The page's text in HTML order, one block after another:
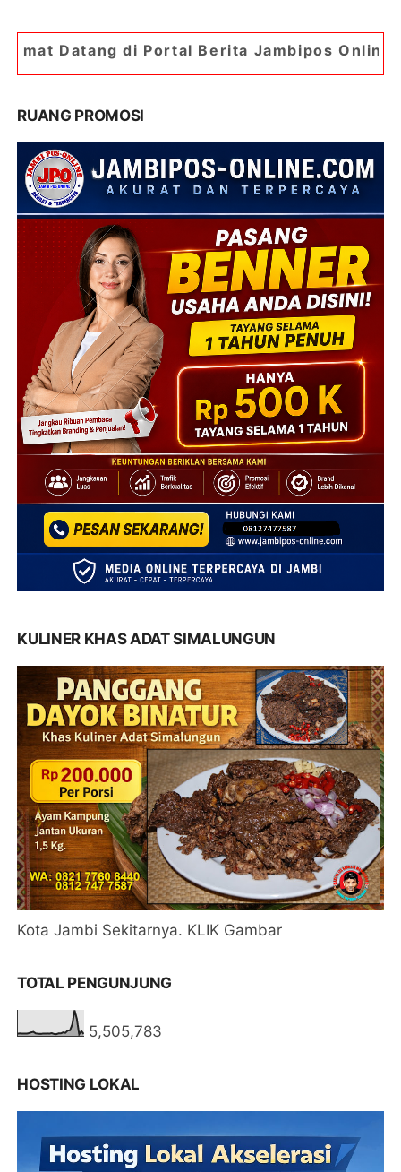
Portal Berita Jambipos Online. Portal Berita
RUANG PROMOSI
KULINER KHAS ADAT SIMALUNGUN
Kota Jambi Sekitarnya. KLIK Gambar
TOTAL PENGUNJUNG
5,505,783
HOSTING LOKAL